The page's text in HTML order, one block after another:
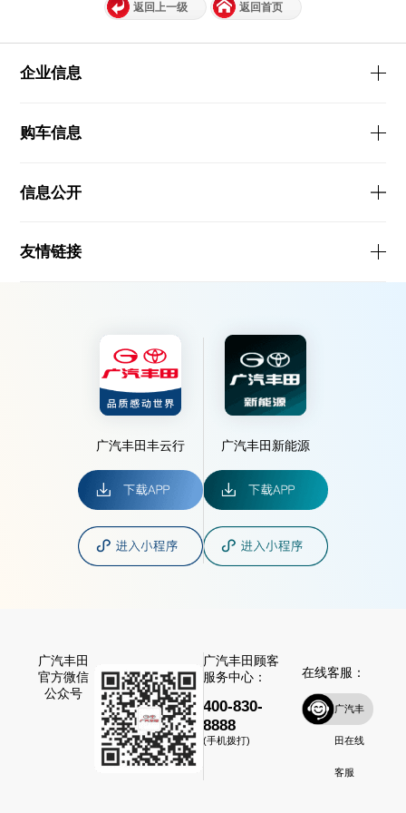
返回上一级 返回首页
企业信息
购车信息
信息公开
友情链接
广汽丰田丰云行 广汽丰田新能源
广汽丰田
官方微信
公众号
广汽丰田顾客
服务中心：
400-830-
8888
(手机拨打)
在线客服：
广汽丰
田在线
客服